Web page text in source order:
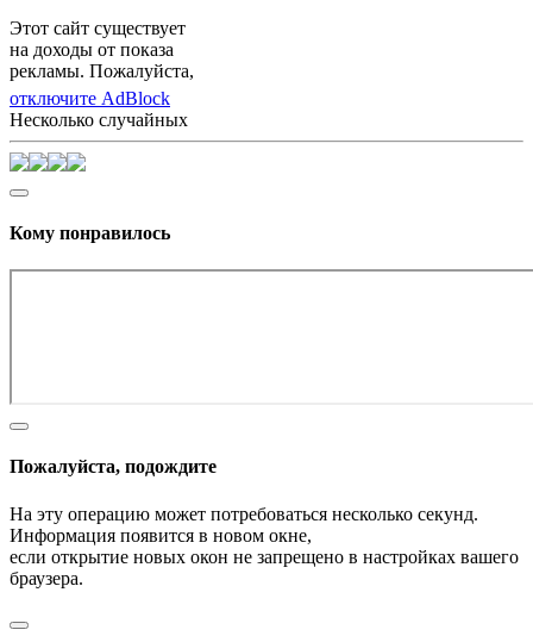
Этот сайт существует
на доходы от показа
рекламы. Пожалуйста,
отключите AdBlock
Несколько случайных
Кому понравилось
Пожалуйста, подождите
На эту операцию может потребоваться несколько секунд.
Информация появится в новом окне,
если открытие новых окон не запрещено в настройках вашего
браузера.